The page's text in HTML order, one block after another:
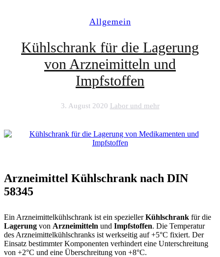
Allgemein
Kühlschrank für die Lagerung
von Arzneimitteln und
Impfstoffen
3. August 2020 Labor und mehr
Arzneimittel Kühlschrank nach DIN
58345
Ein Arzneimittelkühlschrank ist ein speziellerKühlschrank für die
Lagerung von Arzneimitteln und Impfstoffen. Die Temperatur
des Arzneimittelkühlschranks ist werkseitig auf +5°C fixiert. Der
Einsatz bestimmter Komponenten verhindert eine Unterschreitung
von +2°C und eine Überschreitung von +8°C.